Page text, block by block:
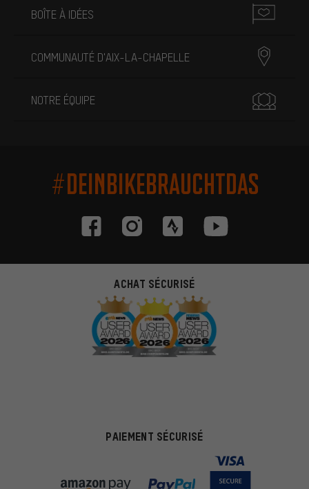
BOÎTE À IDÉES
COMMUNAUTÉ D'AIX-LA-CHAPELLE
NOTRE ÉQUIPE
#DEINBIKEBRAUCHTDAS
ACHAT SÉCURISÉ
PAIEMENT SÉCURISÉ